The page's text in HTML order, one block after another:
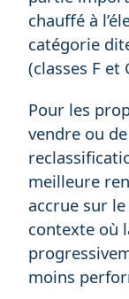
chauffé à
catégorie
(classes F et
Pour les
vendre ou
meilleure
accrue sur
contexte où
moins